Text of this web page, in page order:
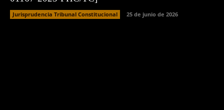
Jurisprudencia Tribunal Constitucional 25 de junio de 2026